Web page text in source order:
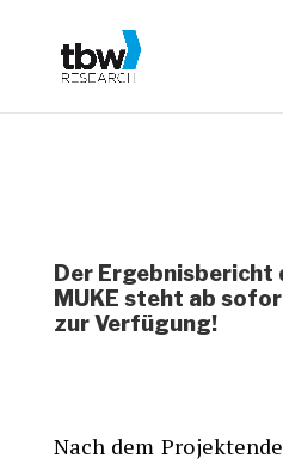
Der Ergebnisbericht
MUKE steht ab
zur Verfügung!
Nach dem